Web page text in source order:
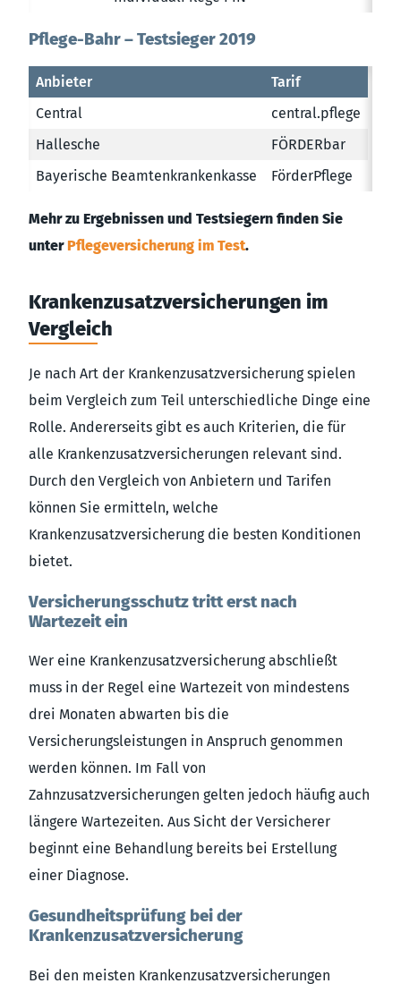
Pflege-Bahr – Testsieger 2019
Anbieter
Tarif
Central
central.pflege
Hallesche
FÖRDERbar
Bayerische Beamtenkrankenkasse
FörderPflege
Mehr zu Ergebnissen und Testsiegern finden Sie
unterPflegeversicherung im Test.
Krankenzusatzversicherungen im
Vergleich
Je nach Art der Krankenzusatzversicherung spielen
beim Vergleich zum Teil unterschiedliche Dinge eine
Rolle. Andererseits gibt es auch Kriterien, die für
alle Krankenzusatzversicherungen relevant sind.
Durch den Vergleich von Anbietern und Tarifen
können Sie ermitteln, welche
Krankenzusatzversicherung die besten Konditionen
bietet.
Versicherungsschutz tritt erst nach
Wartezeit ein
Wer eine Krankenzusatzversicherung abschließt
muss in der Regel eine Wartezeit von mindestens
drei Monaten abwarten bis die
Versicherungsleistungen in Anspruch genommen
werden können. Im Fall von
Zahnzusatzversicherungen gelten jedoch häufig auch
längere Wartezeiten. Aus Sicht der Versicherer
beginnt eine Behandlung bereits bei Erstellung
einer Diagnose.
Gesundheitsprüfung bei der
Krankenzusatzversicherung
Bei den meisten Krankenzusatzversicherungen